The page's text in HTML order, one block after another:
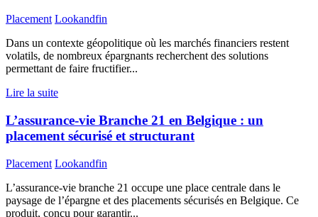
Placement Lookandfin
Dans un contexte géopolitique où les marchés financiers restent
volatils, de nombreux épargnants recherchent des solutions
permettant de faire fructifier...
Lire la suite
L’assurance-vie Branche 21 en Belgique : un
placement sécurisé et structurant
Placement Lookandfin
L’assurance-vie branche 21 occupe une place centrale dans le
paysage de l’épargne et des placements sécurisés en Belgique. Ce
produit, conçu pour garantir...